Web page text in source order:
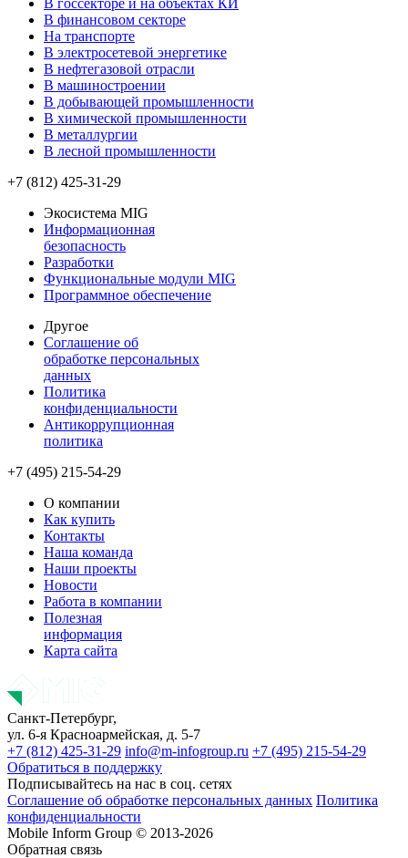
В финансовом секторе
На транспорте
В электросетевой энергетике
В нефтегазовой отрасли
В машиностроении
В добывающей промышленности
В химической промышленности
В металлургии
В лесной промышленности
+7 (812) 425-31-29
Экосистема MIG
Информационная
безопасность
Разработки
Функциональные модули MIG
Программное обеспечение
Другое
Соглашение об
обработке персональных
данных
Политика
конфиденциальности
Антикоррупционная
политика
+7 (495) 215-54-29
О компании
Как купить
Контакты
Наша команда
Наши проекты
Новости
Работа в компании
Полезная
информация
Карта сайта
Санкт-Петербург,
ул. 6-я Красноармейская, д. 5-7
+7 (812) 425-31-29 info@m-infogroup.ru +7 (495) 215-54-29
Обратиться в поддержку
Подписывайтесь на нас в соц. сетях
Соглашение об обработке персональных данных Политика
конфиденциальности
Mobile Inform Group © 2013-2026
Обратная связь